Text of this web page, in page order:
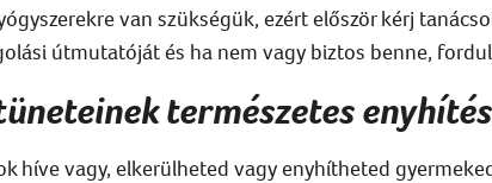
van szükségük, ezért először kérj
útmutatóját és ha nem vagy biztos benne,
természetes
híve vagy, elkerülheted vagy enyhítheted